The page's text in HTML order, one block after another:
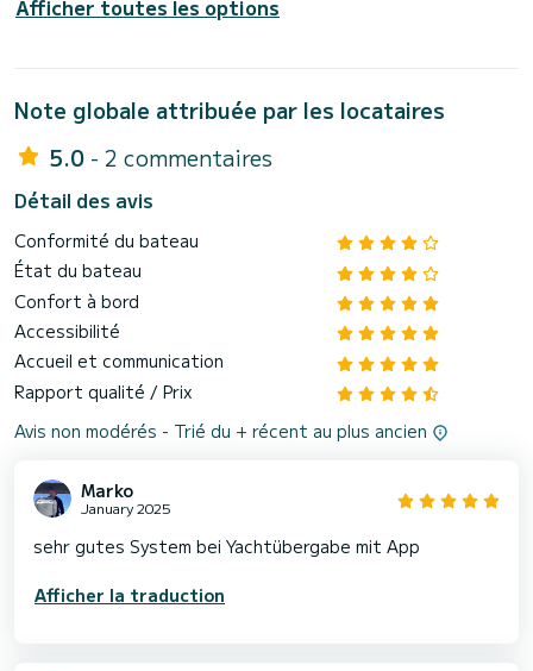
Afficher toutes les options
Note globale attribuée par les locataires
5.0 - 2 commentaires
Détail des avis
Conformité du bateau
État du bateau
Confort à bord
Accessibilité
Accueil et communication
Rapport qualité / Prix
Avis non modérés - Trié du + récent au plus ancien
Marko
January 2025
sehr gutes System bei Yachtübergabe mit App
Afficher la traduction